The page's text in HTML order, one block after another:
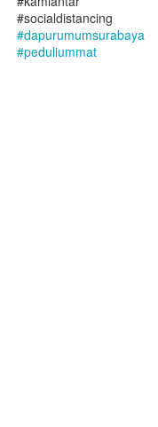
#socialdistancing
#dapurumumsurabaya
#peduliummat